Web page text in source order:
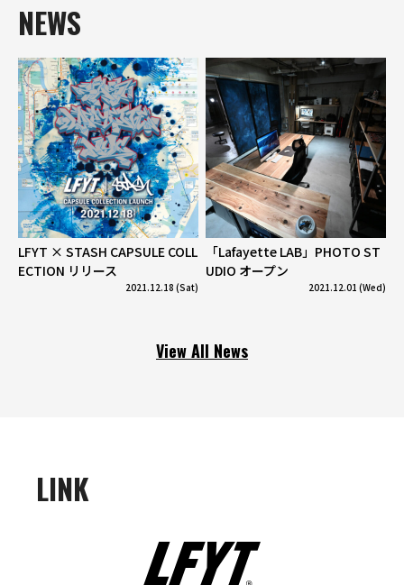
NEWS
LFYT × STASH CAPSULE COLL
ECTION リリース
2021.12.18 (Sat)
「Lafayette LAB」PHOTO ST
UDIO オープン
2021.12.01 (Wed)
View All News
LINK